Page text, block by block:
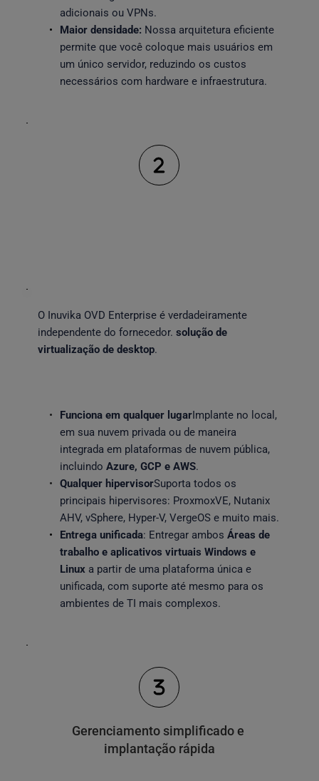
adicionais ou VPNs.
Maior densidade: Nossa arquitetura eficiente
permite que você coloque mais usuários em
um único servidor, reduzindo os custos
necessários com hardware e infraestrutura.
O Inuvika OVD Enterprise é verdadeiramente
independente do fornecedor. solução de
virtualização de desktop.
Funciona em qualquer lugarImplante no local,
em sua nuvem privada ou de maneira
integrada em plataformas de nuvem pública,
incluindo Azure, GCP e AWS.
Qualquer hipervisorSuporta todos os
principais hipervisores: ProxmoxVE, Nutanix
AHV, vSphere, Hyper-V, VergeOS e muito mais.
Entrega unificada: Entregar ambos Áreas de
trabalho e aplicativos virtuais Windows e
Linux a partir de uma plataforma única e
unificada, com suporte até mesmo para os
ambientes de TI mais complexos.
Gerenciamento simplificado e
implantação rápida